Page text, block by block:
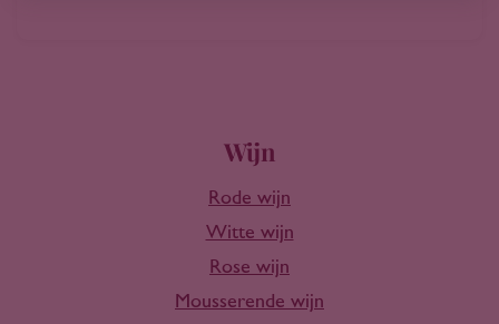
Wijn
Rode wijn
Witte wijn
Rose wijn
Mousserende wijn